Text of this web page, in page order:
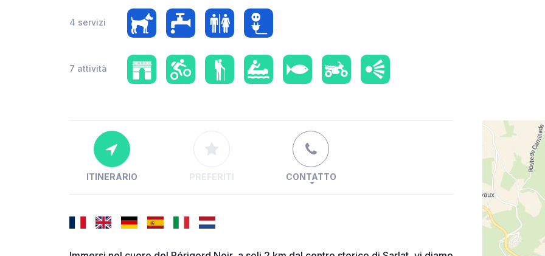
4 servizi
7 attività
ITINERARIO PREFERITI CONTATTO